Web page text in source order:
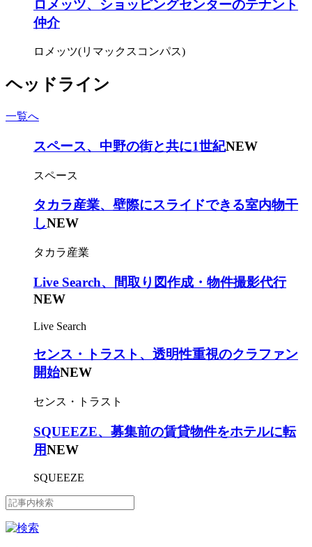
ロメッツ、ショッピングセンターのテナント
仲介
ロメッツ(リマックスコンパス)
ヘッドライン
一覧へ
スペース、中野の街と共に1世紀NEW
スペース
タカラ産業、壁際にスライドできる室内物干
しNEW
タカラ産業
Live Search、間取り図作成・物件撮影代行
NEW
Live Search
センス・トラスト、透明性重視のクラファン
開始NEW
センス・トラスト
SQUEEZE、募集前の賃貸物件をホテルに転
用NEW
SQUEEZE